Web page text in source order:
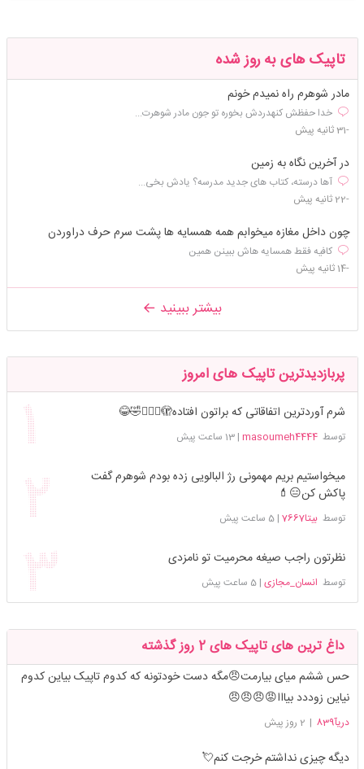
تاپیک های به روز شده
مادر شوهرم راه نمیدم خونم
خدا حفظش کنهدردش بخوره تو جون مادر شوهرت...
-31 ثانیه پیش
در آخرین نگاه به زمین
آها درسته، کتاب های جدید مدرسه؟ یادش بخی...
-22 ثانیه پیش
چون داخل مغازه میخوابم همه همسایه ها پشت سرم حرف دراوردن
کافیه فقط همسایه هاش ببینن همین
-14 ثانیه پیش
بیشتر ببینید
پربازدیدترین تاپیک های امروز
شرم آوردترین اتفاقاتی که براتون افتاده🫣🤦🏻‍♀️🤣😂
توسطmasoumeh4444
|13 ساعت پیش
میخواستیم بریم مهمونی رژ البالویی زده بودم شوهرم گفت
پاکش کن😑💄
توسطبیتا7667 |5 ساعت پیش
نظرتون راجب صیغه محرمیت تو نامزدی
توسط انسان_مجازی |5 ساعت پیش
داغ ترین های تاپیک های 2 روز گذشته
حس ششم میای بیارمت😠مگه دست خودتونه که کدوم تاپیک بیاین کدوم
نیاین زوددد بیااا😡😠😠😠
دریآ839 | 2 روز پیش
دیگه چیزی نداشتم خرجت کنم💘